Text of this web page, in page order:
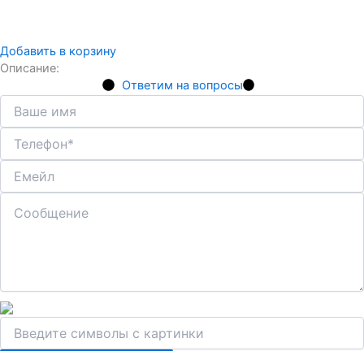
Добавить в корзину
Описание:
Ответим на вопросы